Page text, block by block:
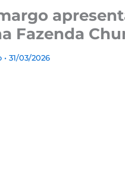
Fazenda
• 31/03/2026